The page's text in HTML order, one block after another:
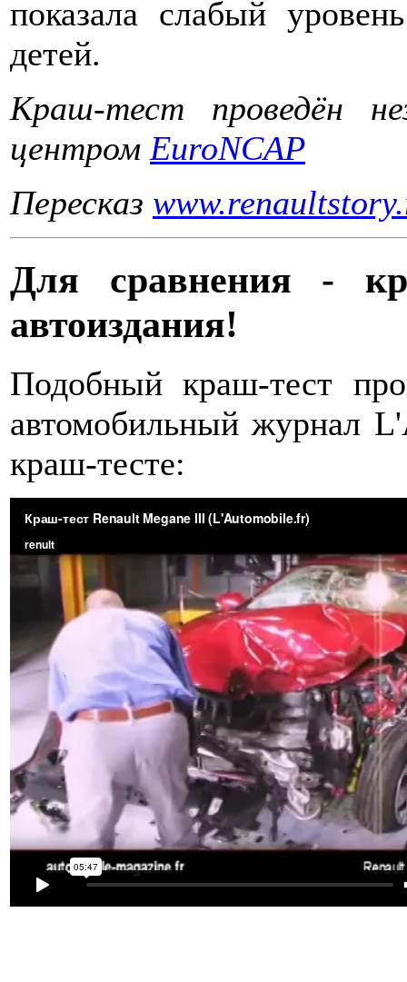
показала слабый
детей.
Краш-тест проведён
центром EuroNCAP
Пересказ
Для сравнения -
автоиздания!
Подобный краш-тест
автомобильный журнал
краш-тесте: